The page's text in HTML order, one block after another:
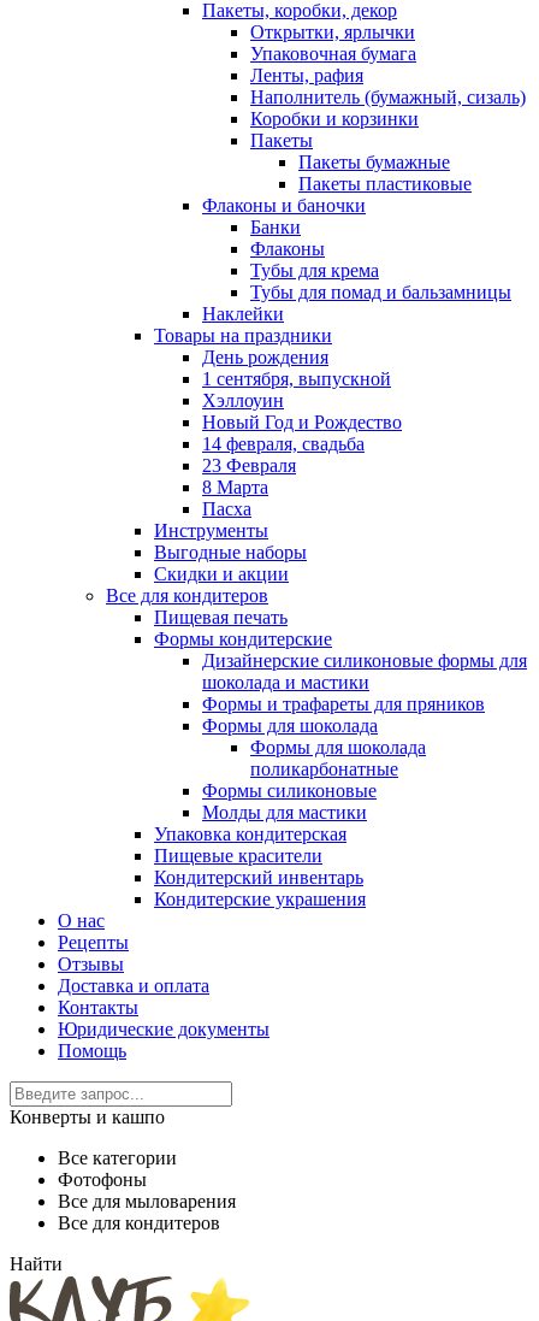
Пакеты, коробки, декор
Открытки, ярлычки
Упаковочная бумага
Ленты, рафия
Наполнитель (бумажный, сизаль)
Коробки и корзинки
Пакеты
Пакеты бумажные
Пакеты пластиковые
Флаконы и баночки
Банки
Флаконы
Тубы для крема
Тубы для помад и бальзамницы
Наклейки
Товары на праздники
День рождения
1 сентября, выпускной
Хэллоуин
Новый Год и Рождество
14 февраля, свадьба
23 Февраля
8 Марта
Пасха
Инструменты
Выгодные наборы
Скидки и акции
Все для кондитеров
Пищевая печать
Формы кондитерские
Дизайнерские силиконовые формы для
шоколада и мастики
Формы и трафареты для пряников
Формы для шоколада
Формы для шоколада
поликарбонатные
Формы силиконовые
Молды для мастики
Упаковка кондитерская
Пищевые красители
Кондитерский инвентарь
Кондитерские украшения
О нас
Рецепты
Отзывы
Доставка и оплата
Контакты
Юридические документы
Помощь
Конверты и кашпо
Все категории
Фотофоны
Все для мыловарения
Все для кондитеров
Найти